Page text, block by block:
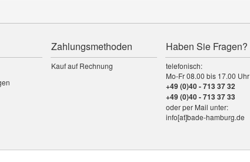
Zahlungsmethoden
Kauf auf Rechnung
Haben Sie Fragen?
telefonisch:
Mo-Fr 08.00 bis 17.00 Uhr
+49 (0)40 - 713 37 32
+49 (0)40 - 713 37 33
oder per Mail unter:
info[at]bade-hamburg.de